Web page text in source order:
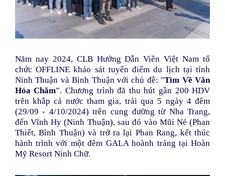
Năm nay 2024, CLB Hướng Dẫn Viên Việt Nam tổ
chức OFFLINE khảo sát tuyến điểm du lịch tại tỉnh
Ninh Thuận và Bình Thuận với chủ đề: "Tìm Về Văn
Hóa Chăm”. Chương trình đã thu hút gần 200 HDV
trên khắp cả nước tham gia, trải qua 5 ngày 4 đêm
(29/09 - 4/10/2024) trên cung đường từ Nha Trang,
đến Vĩnh Hy (Ninh Thuận), sau đó vào Mũi Né (Phan
Thiết, Bình Thuận) và trở ra lại Phan Rang, kết thúc
hành trình với một đêm GALA hoành tráng tại Hoàn
Mỹ Resort Ninh Chữ.